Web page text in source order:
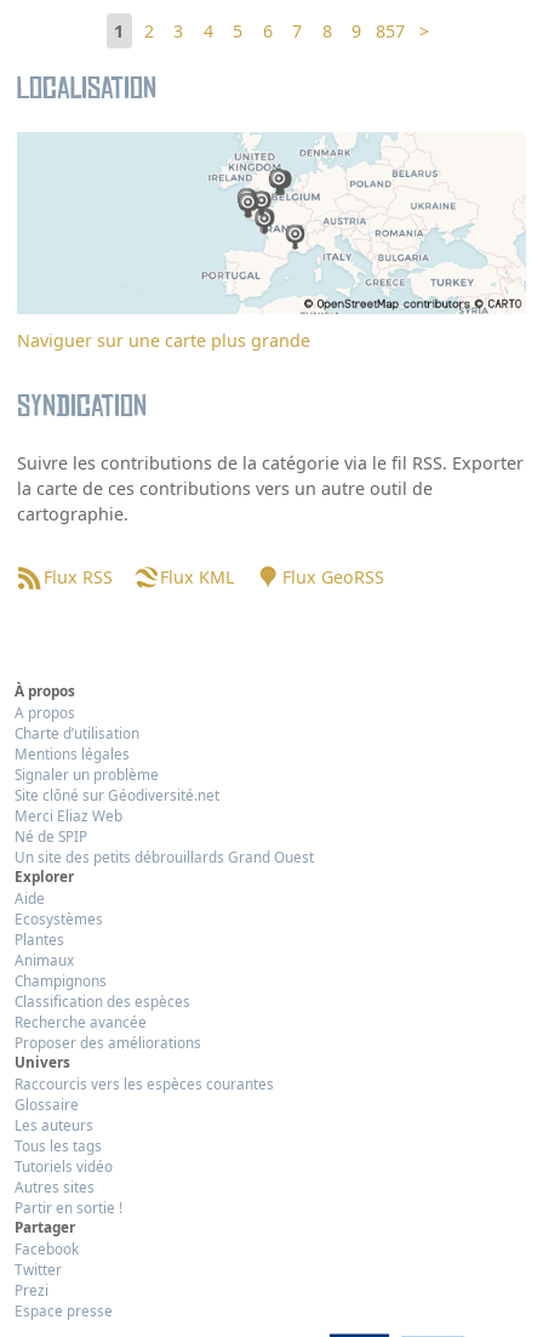
1 2 3 4 5 6 7 8 9 857 >
Localisation
Naviguer sur une carte plus grande
Syndication
Suivre les contributions de la catégorie via le fil RSS. Exporter
la carte de ces contributions vers un autre outil de
cartographie.
Flux RSS Flux KML Flux GeoRSS
À propos
A propos
Charte d’utilisation
Mentions légales
Signaler un problème
Site clôné sur Géodiversité.net
Merci Eliaz Web
Né de SPIP
Un site des petits débrouillards Grand Ouest
Explorer
Aide
Ecosystèmes
Plantes
Animaux
Champignons
Classification des espèces
Recherche avancée
Proposer des améliorations
Univers
Raccourcis vers les espèces courantes
Glossaire
Les auteurs
Tous les tags
Tutoriels vidéo
Autres sites
Partir en sortie !
Partager
Facebook
Twitter
Prezi
Espace presse